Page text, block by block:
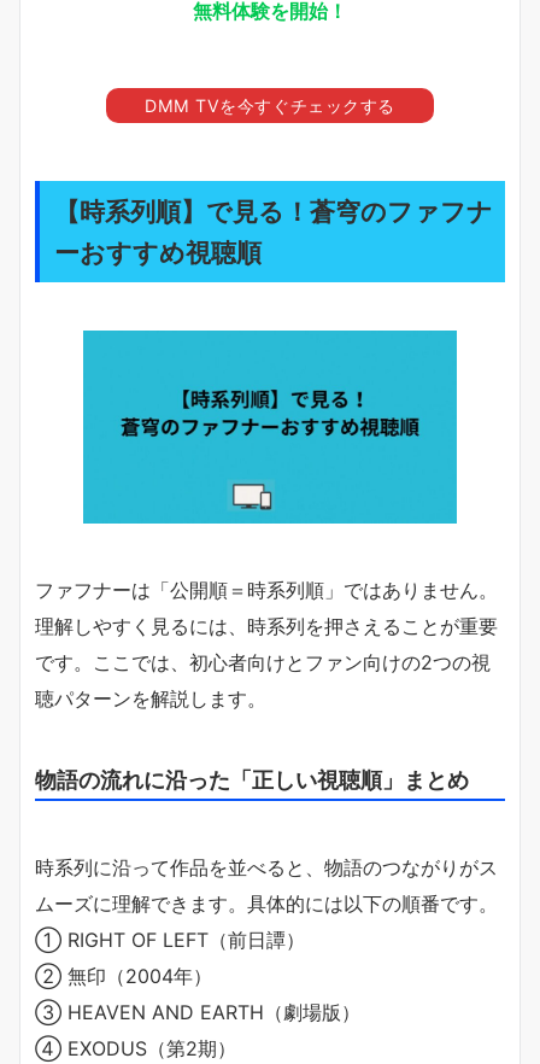
無料体験を開始！
DMM TVを今すぐチェックする
【時系列順】で見る！蒼穹のファフナ
ーおすすめ視聴順
ファフナーは「公開順＝時系列順」ではありません。
理解しやすく見るには、時系列を押さえることが重要
です。ここでは、初心者向けとファン向けの2つの視
聴パターンを解説します。
物語の流れに沿った「正しい視聴順」まとめ
時系列に沿って作品を並べると、物語のつながりがス
ムーズに理解できます。具体的には以下の順番です。
① RIGHT OF LEFT（前日譚）
② 無印（2004年）
③ HEAVEN AND EARTH（劇場版）
④ EXODUS（第2期）